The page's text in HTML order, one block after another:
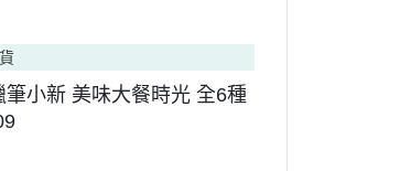
【預購專區】
反詐騙指南
小新 美味大餐時光 全6種